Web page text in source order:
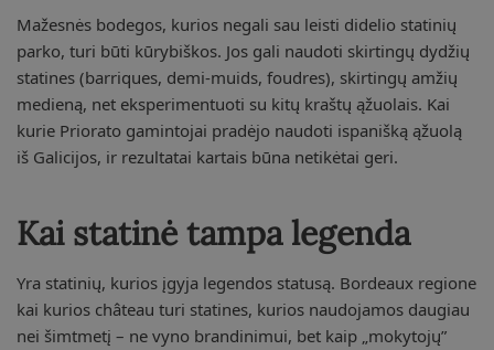
Mažesnės bodegos, kurios negali sau leisti didelio statinių
parko, turi būti kūrybiškos. Jos gali naudoti skirtingų dydžių
statines (barriques, demi-muids, foudres), skirtingų amžių
medieną, net eksperimentuoti su kitų kraštų ąžuolais. Kai
kurie Priorato gamintojai pradėjo naudoti ispanišką ąžuolą
iš Galicijos, ir rezultatai kartais būna netikėtai geri.
Kai statinė tampa legenda
Yra statinių, kurios įgyja legendos statusą. Bordeaux regione
kai kurios château turi statines, kurios naudojamos daugiau
nei šimtmetį – ne vyno brandinimui, bet kaip „mokytojų”